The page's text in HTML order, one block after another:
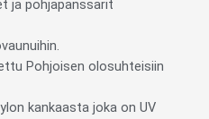
ja pohjapanssarit
Pohjoisen olosuhteisiin
kankaasta joka on UV